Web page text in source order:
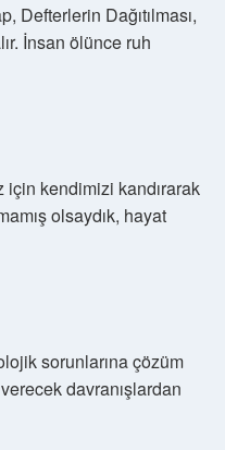
Defterlerin Dağıtılması,
İnsan ölünce ruh
kendimizi kandırarak
olsaydık, hayat
sorunlarına çözüm
davranışlardan